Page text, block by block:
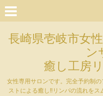
長崎県壱岐市女
ン
癒し工房
女性専用サロンです。完全予約制
ストによる癒し‼︎リンパの流れを